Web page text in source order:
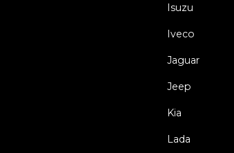
Isuzu
Iveco
Jaguar
Jeep
Kia
Lada